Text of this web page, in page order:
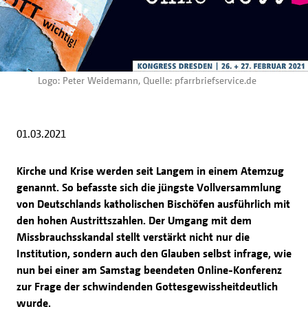
Logo: Peter Weidemann, Quelle: pfarrbriefservice.de
01.03.2021
Kirche und Krise werden seit Langem in einem Atemzug
genannt. So befasste sich die jüngste Vollversammlung
von Deutschlands katholischen Bischöfen ausführlich mit
den hohen Austrittszahlen. Der Umgang mit dem
Missbrauchsskandal stellt verstärkt nicht nur die
Institution, sondern auch den Glauben selbst infrage, wie
nun bei einer am Samstag beendeten Online-Konferenz
zur Frage der schwindenden Gottesgewissheitdeutlich
wurde.